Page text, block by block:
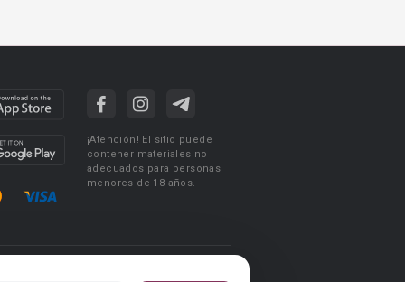
¡Atención! El sitio puede
contener materiales no
adecuados para personas
menores de 18 años.